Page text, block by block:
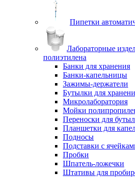
Пипетки
Лабораторные
полиэтилена
Банки для хранения
Банки-капельницы
Зажимы-держатели
Бутылки для
Микролаборатория
Мойки
Переноски для
Планшетки для
Подносы
Подставки с
Пробки
Шпатель-ложечки
Штативы для